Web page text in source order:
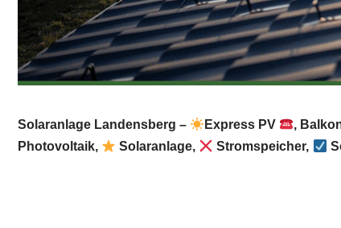
Solaranlage Landensberg – Express PV ,
Photovoltaik,
Solaranlage, Stromspeicher,